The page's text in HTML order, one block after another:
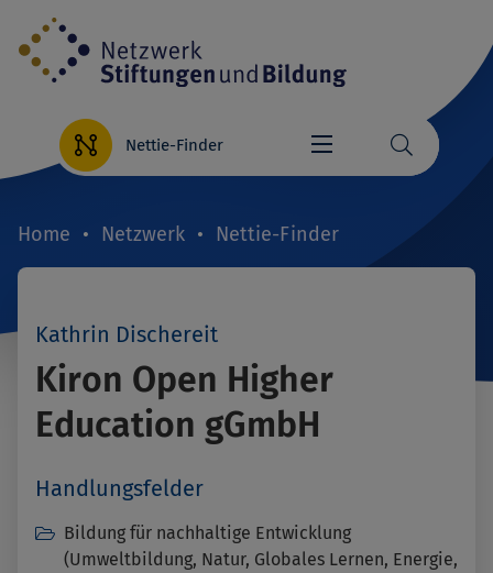
Direkt
zum
Inhalt
Nettie-Finder
Home Netzwerk Nettie-Finder
Kathrin Dischereit
Kiron Open Higher
Education gGmbH
Handlungsfelder
Bildung für nachhaltige Entwicklung
(Umweltbildung, Natur, Globales Lernen, Energie,